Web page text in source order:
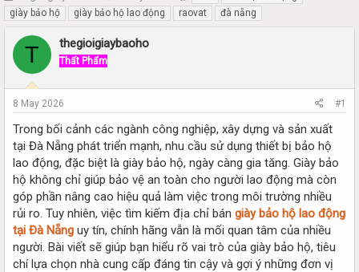
h
r
e
d
a
r
t
e
r
t
a
r
giày bảo hộ
giày bảo hộ lao động raovat đà nẵng
T thegioigiaybaoho
Thất Phẩm
8 May 2026 #1
Trong bối cảnh các ngành công nghiệp, xây dựng và sản xuất
tại Đà Nẵng phát triển mạnh, nhu cầu sử dụng thiết bị bảo hộ
lao động, đặc biệt là giày bảo hộ, ngày càng gia tăng. Giày bảo
hộ không chỉ giúp bảo vệ an toàn cho người lao động mà còn
góp phần nâng cao hiệu quả làm việc trong môi trường nhiều
rủi ro. Tuy nhiên, việc tìm kiếm địa chỉ bán giày bảo hộ lao động
tại Đà Nẵng uy tín, chính hãng vẫn là mối quan tâm của nhiều
người. Bài viết sẽ giúp bạn hiểu rõ vai trò của giày bảo hộ, tiêu
chí lựa chọn nhà cung cấp đáng tin cậy và gợi ý những đơn vị